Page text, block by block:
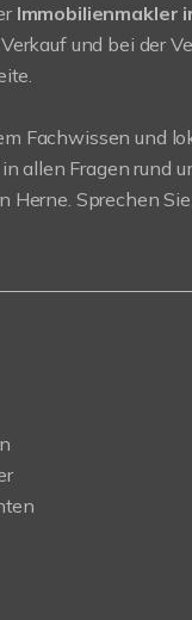
Immobilienmakler
und bei der
Fachwissen und
allen Fragen rund
Herne. Sprechen